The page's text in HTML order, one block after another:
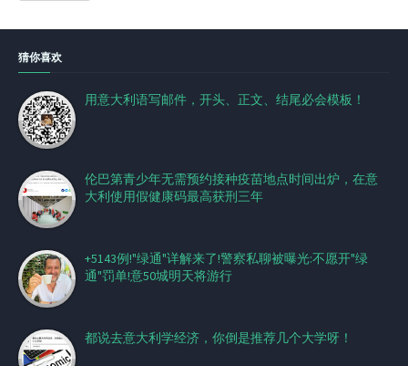
猜你喜欢
用意大利语写邮件，开头、正文、结尾必会模板！
伦巴第青少年无需预约接种疫苗地点时间出炉，在意
大利使用假健康码最高获刑三年
+5143例!"绿通"详解来了!警察私聊被曝光:不愿开"绿
通"罚单!意50城明天将游行
都说去意大利学经济，你倒是推荐几个大学呀！